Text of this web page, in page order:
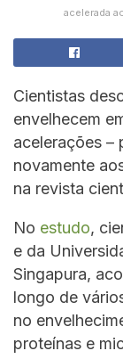
acelerada
Cientistas
envelhecem
acelerações –
novamente
na revista
No estudo,
e da
Singapura,
longo de
no
proteínas e